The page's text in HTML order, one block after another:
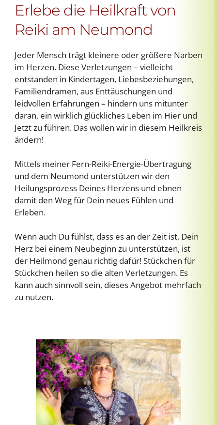
Erlebe die Heilkraft von
Reiki am Neumond
Jeder Mensch trägt kleinere oder größere Narben
im Herzen. Diese Verletzungen – vielleicht
entstanden in Kindertagen, Liebesbeziehungen,
Familiendramen, aus Enttäuschungen und
leidvollen Erfahrungen – hindern uns mitunter
daran, ein wirklich glückliches Leben im Hier und
Jetzt zu führen. Das wollen wir in diesem Heilkreis
ändern!
Mittels meiner Fern-Reiki-Energie-Übertragung
und dem Neumond unterstützen wir den
Heilungsprozess Deines Herzens und ebnen
damit den Weg für Dein neues Fühlen und
Erleben.
Wenn auch Du fühlst, dass es an der Zeit ist, Dein
Herz bei einem Neubeginn zu unterstützen, ist
der Heilmond genau richtig dafür! Stückchen für
Stückchen heilen so die alten Verletzungen. Es
kann auch sinnvoll sein, dieses Angebot mehrfach
zu nutzen.